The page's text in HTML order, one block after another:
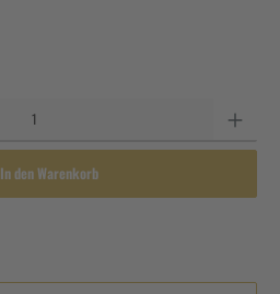
In den Warenkorb